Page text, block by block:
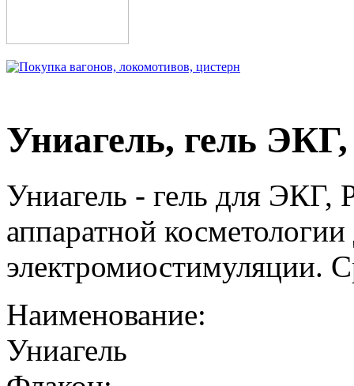
Униагель, гель ЭКГ,
Униагель - гель для
аппаратной
электромиостимуляции.
Наименование:
Униагель